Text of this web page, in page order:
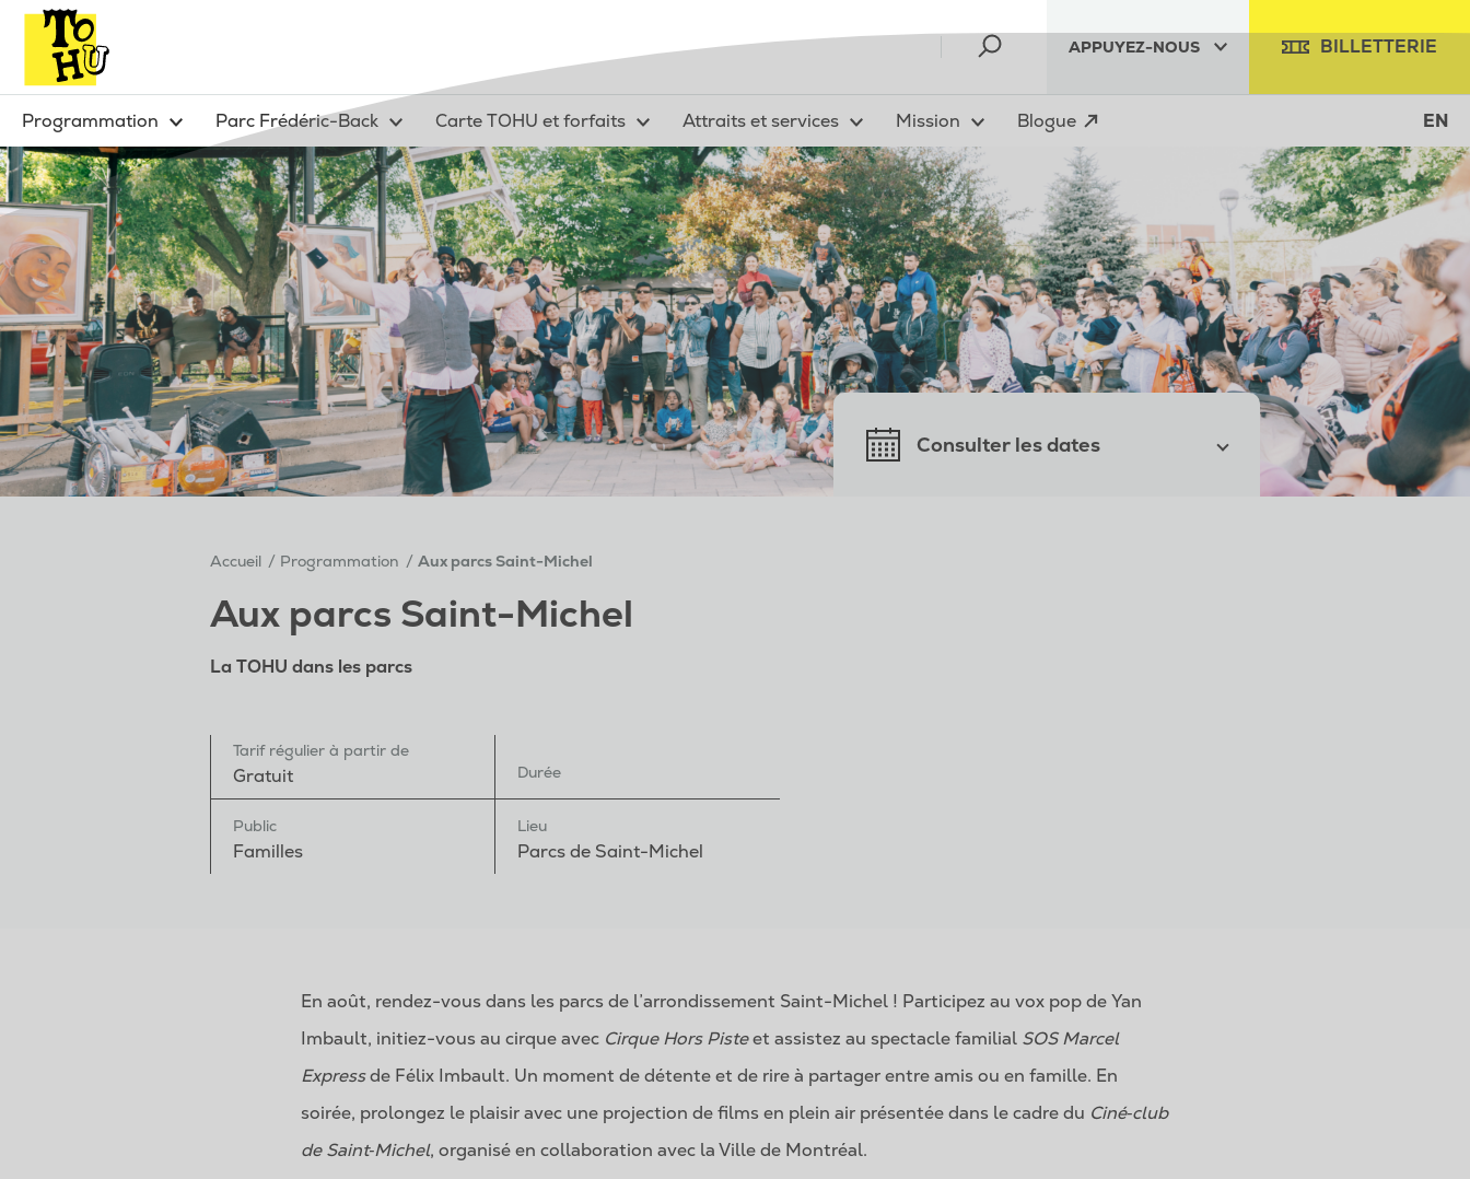
APPUYEZ-NOUS BILLETTERIE
Programmation Parc Frédéric-Back Carte TOHU et forfaits Attraits et services Mission Blogue EN
Accueil Programmation Aux parcs Saint-Michel
Aux parcs Saint-Michel
La TOHU dans les parcs
Tarif régulier à partir de
Gratuit Durée
Public
Familles
Lieu
Parcs de Saint-Michel
Consulter les dates
En août, rendez-vous dans les parcs de l’arrondissement Saint-Michel ! Participez au vox pop de Yan
Imbault, initiez-vous au cirque avec Cirque Hors Pisteet assistez au spectacle familial SOS Marcel
Expressde Félix Imbault. Un moment de détente et de rire à partager entre amis ou en famille. En
soirée, prolongez le plaisir avec une projection de films en plein air présentée dans le cadre du Ciné‑club
de Saint‑Michel, organisé en collaboration avec la Ville de Montréal.